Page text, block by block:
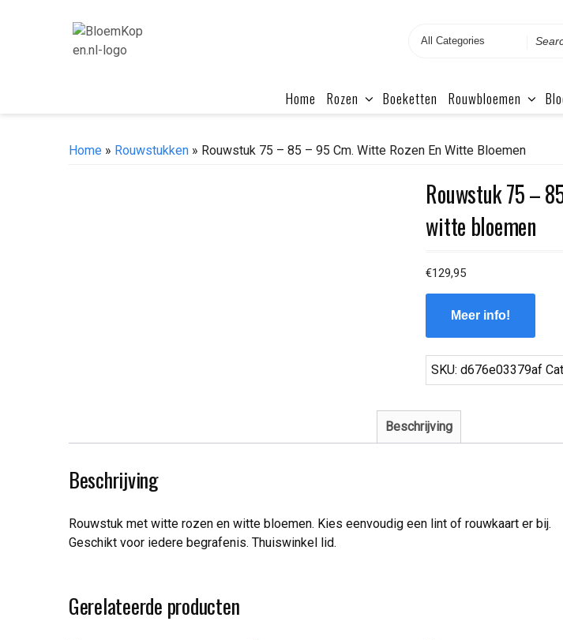
Search
Home Rozen Boeketten Rouwbloemen
Home » Rouwstukken » Rouwstuk 75 – 85 – 95 Cm. Witte Rozen En Witte Bloemen
Rouwstuk 75 –
witte bloemen
€129,95
Meer info!
SKU:d676e03379af
Beschrijving
Beschrijving
Rouwstuk met witte rozen en witte bloemen. Kies eenvoudig een lint of rouwkaart er bij.
Geschikt voor iedere begrafenis. Thuiswinkel lid.
Gerelateerde producten